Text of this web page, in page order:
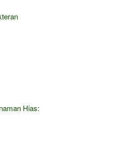
Hias: